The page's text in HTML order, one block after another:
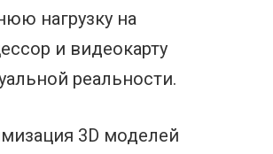
нагрузку на
и видеокарту
реальности.
3D моделей